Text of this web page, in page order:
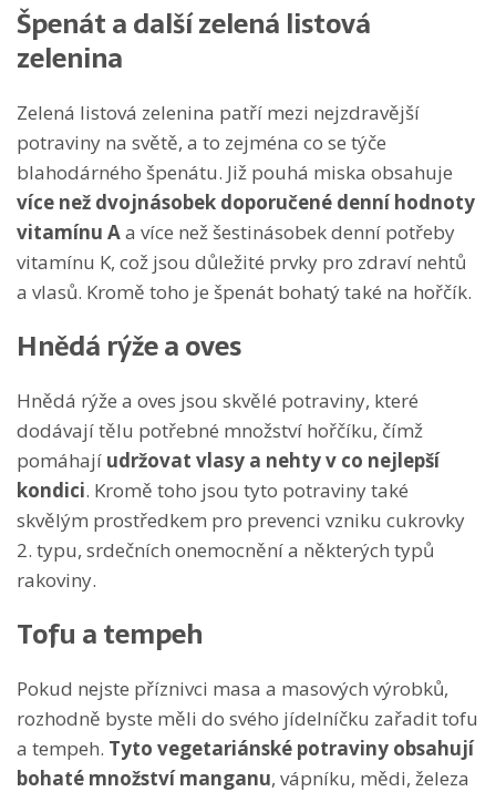
Špenát a další zelená listová
zelenina
Zelená listová zelenina patří mezi nejzdravější
potraviny na světě, a to zejména co se týče
blahodárného špenátu. Již pouhá miska obsahuje
více než dvojnásobek doporučené denní hodnoty
vitamínu Aa více než šestinásobek denní potřeby
vitamínu K, což jsou důležité prvky pro zdraví nehtů
a vlasů. Kromě toho je špenát bohatý také na hořčík.
Hnědá rýže a oves
Hnědá rýže a oves jsou skvělé potraviny, které
dodávají tělu potřebné množství hořčíku, čímž
pomáhají udržovat vlasy a nehty v co nejlepší
kondici. Kromě toho jsou tyto potraviny také
skvělým prostředkem pro prevenci vzniku cukrovky
2. typu, srdečních onemocnění a některých typů
rakoviny.
Tofu a tempeh
Pokud nejste příznivci masa a masových výrobků,
rozhodně byste měli do svého jídelníčku zařadit tofu
a tempeh. Tyto vegetariánské potraviny obsahují
bohaté množství manganu, vápníku, mědi, železa